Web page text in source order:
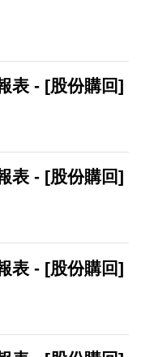
表 - [股份購回]
表 - [股份購回]
表 - [股份購回]